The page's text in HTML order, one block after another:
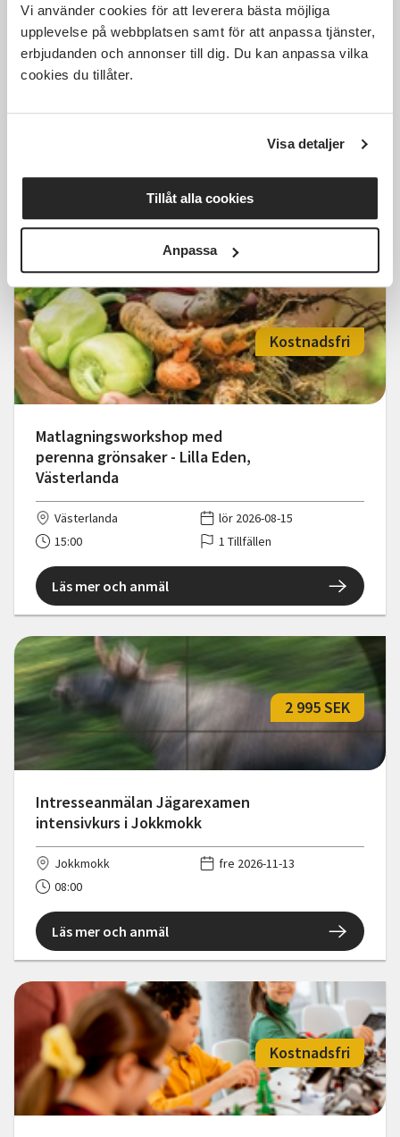
Vi använder cookies för att leverera bästa möjliga
upplevelse på webbplatsen samt för att anpassa tjänster,
erbjudanden och annonser till dig. Du kan anpassa vilka
cookies du tillåter.
Visa detaljer
Tillåt alla cookies
Anpassa
Introkurs i permakultur
1 000 SEK
fre 2026-10-16
10:00
1 Tillfällen
Läs mer och anmäl
Matlagningsworkshop med
perenna grönsaker - Lilla Eden,
Västerlanda
Kostnadsfri
Västerlanda
lör 2026-08-15
15:00
1 Tillfällen
Läs mer och anmäl
Intresseanmälan Jägarexamen
intensivkurs i Jokkmokk
2 995 SEK
Jokkmokk
fre 2026-11-13
08:00
Läs mer och anmäl
Kostnadsfri